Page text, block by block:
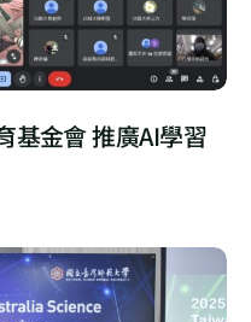
基金會 推廣AI學習